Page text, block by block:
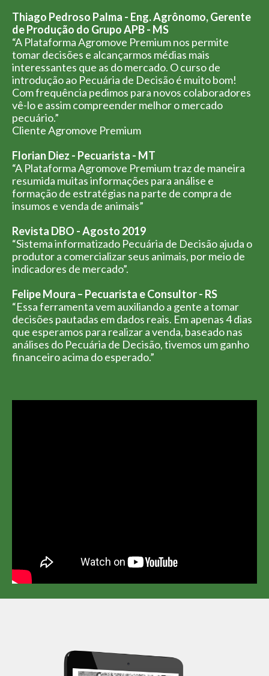
Thiago Pedroso Palma - Eng. Agrônomo, Gerente
de Produção do Grupo APB - MS
“A Plataforma Agromove Premium nos permite
tomar decisões e alcançarmos médias mais
interessantes que as do mercado. O curso de
introdução ao Pecuária de Decisão é muito bom!
Com frequência pedimos para novos colaboradores
vê-lo e assim compreender melhor o mercado
pecuário.”
Cliente Agromove Premium
Florian Diez - Pecuarista - MT
“A Plataforma Agromove Premium traz de maneira
resumida muitas informações para análise e
formação de estratégias na parte de compra de
insumos e venda de animais”
Revista DBO - Agosto 2019
“Sistema informatizado Pecuária de Decisão ajuda o
produtor a comercializar seus animais, por meio de
indicadores de mercado”.
Felipe Moura – Pecuarista e Consultor - RS
“Essa ferramenta vem auxiliando a gente a tomar
decisões pautadas em dados reais. Em apenas 4 dias
que esperamos para realizar a venda, baseado nas
análises do Pecuária de Decisão, tivemos um ganho
financeiro acima do esperado.”